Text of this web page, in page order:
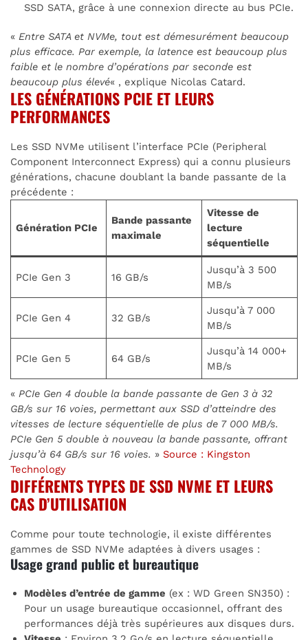
SSD SATA, grâce à une connexion directe au bus PCIe.
« Entre SATA et NVMe, tout est démesurément beaucoup
plus efficace. Par exemple, la latence est beaucoup plus
faible et le nombre d’opérations par seconde est
beaucoup plus élevé« , explique Nicolas Catard.
LES GÉNÉRATIONS PCIE ET LEURS
PERFORMANCES
Les SSD NVMe utilisent l’interface PCIe (Peripheral
Component Interconnect Express) qui a connu plusieurs
générations, chacune doublant la bande passante de la
précédente :
Génération PCIe
Bande passante
maximale
Vitesse de
lecture
séquentielle
PCIe Gen 3 16 GB/s
Jusqu’à 3 500
MB/s
PCIe Gen 4 32 GB/s
Jusqu’à 7 000
MB/s
PCIe Gen 5 64 GB/s
Jusqu’à 14 000+
MB/s
« PCIe Gen 4 double la bande passante de Gen 3 à 32
GB/s sur 16 voies, permettant aux SSD d’atteindre des
vitesses de lecture séquentielle de plus de 7 000 MB/s.
PCIe Gen 5 double à nouveau la bande passante, offrant
jusqu’à 64 GB/s sur 16 voies. » Source : Kingston
Technology
DIFFÉRENTS TYPES DE SSD NVME ET LEURS
CAS D’UTILISATION
Comme pour toute technologie, il existe différentes
gammes de SSD NVMe adaptées à divers usages :
Usage grand public et bureautique
Modèles d’entrée de gamme (ex : WD Green SN350) :
Pour un usage bureautique occasionnel, offrant des
performances déjà très supérieures aux disques durs.